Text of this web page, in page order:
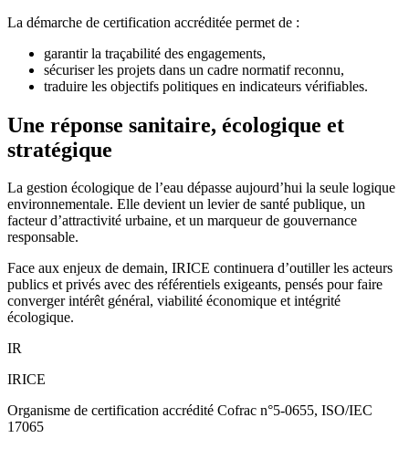
La démarche de certification accréditée permet de :
garantir la traçabilité des engagements,
sécuriser les projets dans un cadre normatif reconnu,
traduire les objectifs politiques en indicateurs vérifiables.
Une réponse sanitaire, écologique et
stratégique
La gestion écologique de l’eau dépasse aujourd’hui la seule logique
environnementale. Elle devient un levier de santé publique, un
facteur d’attractivité urbaine, et un marqueur de gouvernance
responsable.
Face aux enjeux de demain, IRICE continuera d’outiller les acteurs
publics et privés avec des référentiels exigeants, pensés pour faire
converger intérêt général, viabilité économique et intégrité
écologique.
IR
IRICE
Organisme de certification accrédité Cofrac n°5-0655, ISO/IEC
17065